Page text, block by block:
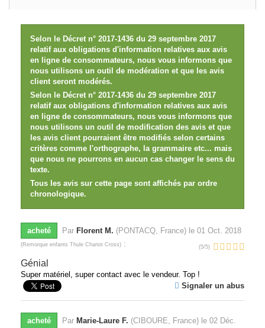
Selon le Décret n° 2017-1436 du 29 septembre 2017
relatif aux obligations d'information relatives aux avis
en ligne de consommateurs, nous vous informons que
nous utilisons un outil de modération et que les avis
client seront modérés.
Selon le Décret n° 2017-1436 du 29 septembre 2017
relatif aux obligations d'information relatives aux avis
en ligne de consommateurs, nous vous informons que
nous utilisons un outil de modification des avis et que
les avis client pourraient être modifiés selon certains
critères comme l'orthographe, la grammaire etc... mais
que nous ne pourrons en aucun cas changer le sens du
texte.
Tous les avis sur cette page sont affichés par ordre
chronologique.
acheté Par Florent M. (PONTACQ, France) le 01 Oct. 2018
(Remorque enfants Thule Chariot Cross) : (5/5)
Génial
Super matériel, super contact avec le vendeur. Top !
Signaler un abus
acheté Par Marie-Laure F. (CIBOURE, France) le 02 Déc.